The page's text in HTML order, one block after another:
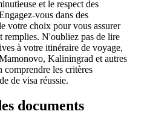
et le respect des
vous dans des
votre choix pour vous assurer
remplies. N'oubliez pas de lire
à votre itinéraire de voyage,
Kaliningrad et autres
comprendre les critères
de visa réussie.
documents